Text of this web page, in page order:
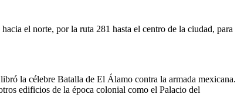
el norte, por la ruta 281 hasta el centro de la ciudad, para
la célebre Batalla de El Álamo contra la armada mexicana.
edificios de la época colonial como el Palacio del